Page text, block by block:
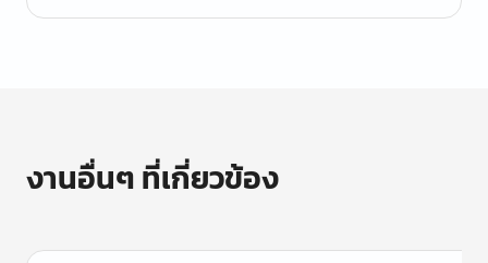
งานอื่นๆ ที่เกี่ยวข้อง